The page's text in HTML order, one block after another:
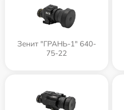
Зенит "ГРАНЬ-1" 640-
75-22